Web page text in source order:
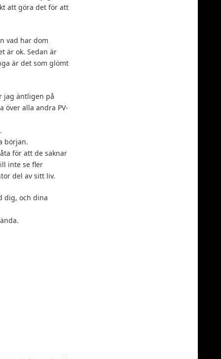
att göra det för att
vad har dom
är ok. Sedan är
är det som glömt
jag äntligen på
över alla andra PV-
början.
för att de saknar
inte se fler
del av sitt liv.
dig, och dina